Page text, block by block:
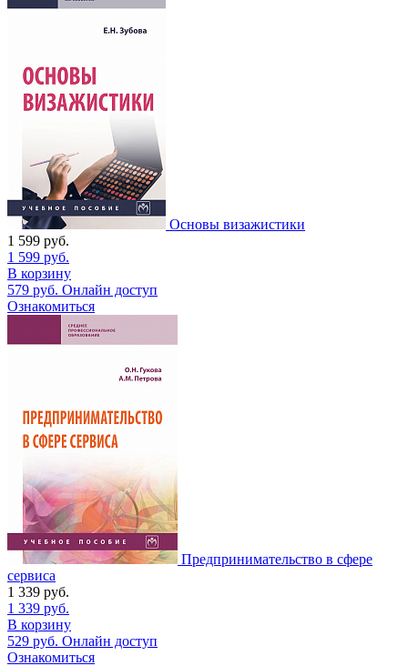
Основы визажистики
1 599 руб.
1 599 руб.
В корзину
579 руб. Онлайн доступ
Ознакомиться
Предпринимательство в сфере
сервиса
1 339 руб.
1 339 руб.
В корзину
529 руб. Онлайн доступ
Ознакомиться